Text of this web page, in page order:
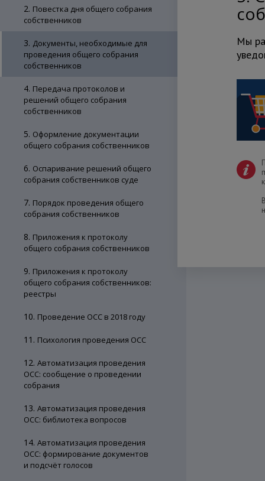
2. Повестка дня общего собрания
собственников
3. Документы, необходимые для
проведения общего собрания
собственников
4. Передача протоколов и
решений общего собрания
собственников
5. Оформление документации
общего собрания собственников
6. Оспаривание решений общего
собрания собственников суде
7. Порядок проведения общего
собрания собственников
8. Приложения к протоколу
общего собрания собственников
9. Приложения к протоколу
общего собрания собственников:
реестры
10. Проведение ОСС в 2018 году
11. Психология проведения ОСС
12. Автоматизация проведения
ОСС: сообщение о проведении
собрания
13. Автоматизация проведения
ОСС: библиотека вопросов
14. Автоматизация проведения
ОСС: формирование документов
и подсчёт голосов
Мы